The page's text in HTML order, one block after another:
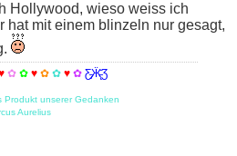
Hollywood, wieso weiss ich
hat mit einem blinzeln nur gesagt,
✿✿♥✿✿♥✿Ƹ̵̡Ӝ̵̨̄Ʒ
Produkt unserer Gedanken
Aurelius